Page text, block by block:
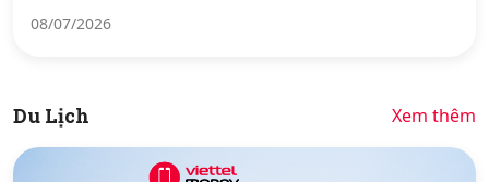
08/07/2026
Du Lịch Xem thêm